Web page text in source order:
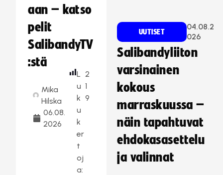
aan – katso
pelit
SalibandyTV
:stä
Mika
Hilska
06.08.
2026
L
u
k
u
k
er
t
oj
a:
2
1
9
UUTISET
04.08.2
026
Salibandyliiton
varsinainen
kokous
marraskuussa –
näin tapahtuvat
ehdokasasettelu
ja valinnat